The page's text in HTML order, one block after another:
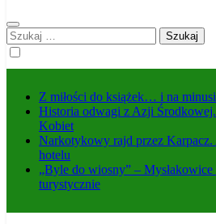
Szukaj:
Z miłości do książek… i na
Historia odwagi z Azji
Kobiet
Narkotykowy rajd przez Karpacz.
hotelu
„Byle do wiosny” –
turystycznie